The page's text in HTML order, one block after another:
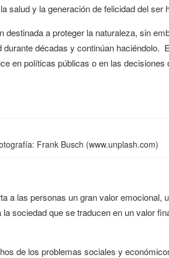
salud y la generación de felicidad del ser
a proteger la naturaleza, sin
décadas y continúan haciéndolo.
en políticas públicas o en las
Frank Busch (www.unplash.com)
a las personas un gran valor emocional,
sociedad que se traducen en un valor
de los problemas sociales y